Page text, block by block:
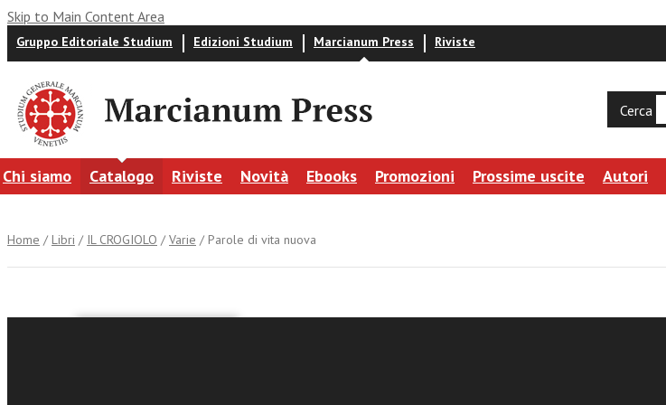
Skip to Main Content Area
Gruppo Editoriale Studium Edizioni Studium Marcianum Press Riviste
Cerca
Chi siamo Catalogo Riviste Novità Ebooks Promozioni Prossime uscite Autori
Home / Libri / IL CROGIOLO /Varie / Parole di vita nuova